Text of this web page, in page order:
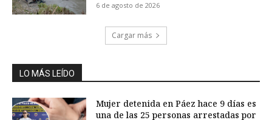
6 de agosto de 2026
Cargar más
LO MÁS LEÍDO
Mujer detenida en Páez hace 9 días es
una de las 25 personas arrestadas por